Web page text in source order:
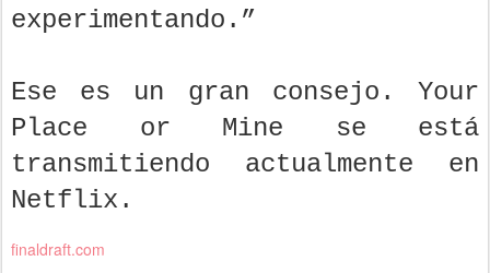
experimentando.”
Ese es un gran consejo. Your
Place or Mine se está
transmitiendo actualmente en
Netflix.
finaldraft.com